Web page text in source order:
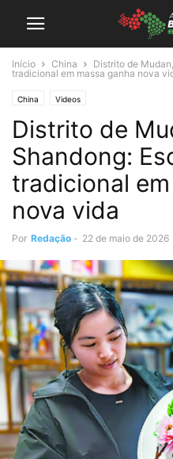
Início China
Distrito de
tradicional em massa ganha nova
China Videos
Distrito de
Shandong:
tradicional
nova vida
Por Redação - 22 de maio de 2026